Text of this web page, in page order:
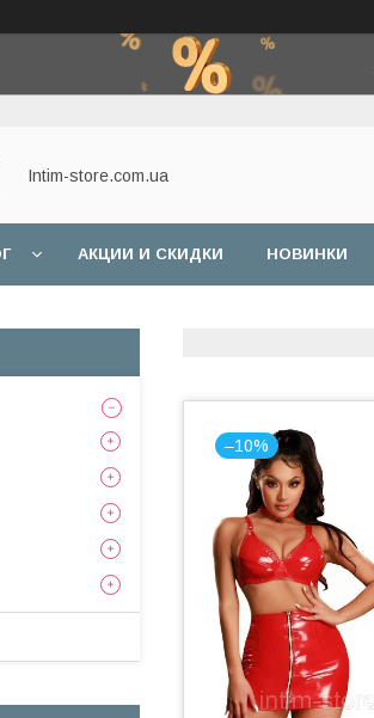
Intim-store.com.ua
АКЦИИ И СКИДКИ НОВИНКИ
–10%